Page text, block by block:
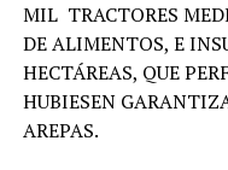
MIL TRACTORES
DE ALIMENTOS, E
HECTÁREAS, QUE
HUBIESEN
AREPAS.